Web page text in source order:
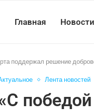
Главная Новости
поддержал решение
Лента новостей